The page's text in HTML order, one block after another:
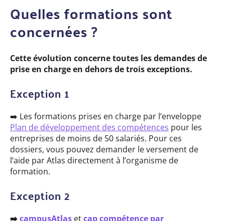
Quelles formations sont
concernées ?
Cette évolution concerne toutes les demandes de
prise en charge en dehors de trois exceptions.
Exception 1
➡️ Les formations prises en charge par l’enveloppe
Plan de développement des compétences pour les
entreprises de moins de 50 salariés. Pour ces
dossiers, vous pouvez demander le versement de
l’aide par Atlas directement à l’organisme de
formation.
Exception 2
➡️campusAtlas etcap compétence par